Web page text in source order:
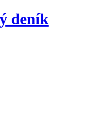
deník